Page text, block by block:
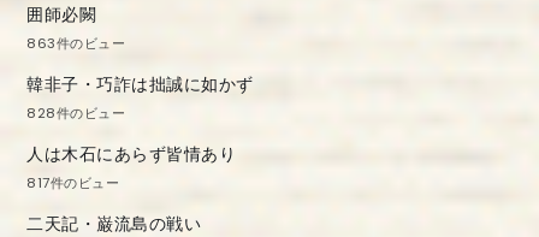
囲師必闕
863件のビュー
韓非子・巧詐は拙誠に如かず
828件のビュー
人は木石にあらず皆情あり
817件のビュー
二天記・巌流島の戦い